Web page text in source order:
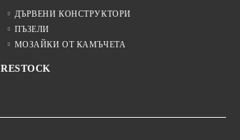
ДЪРВЕНИ КОНСТРУКТОРИ
ПЪЗЕЛИ
МОЗАЙКИ ОТ КАМЪЧЕТА
RESTOCK